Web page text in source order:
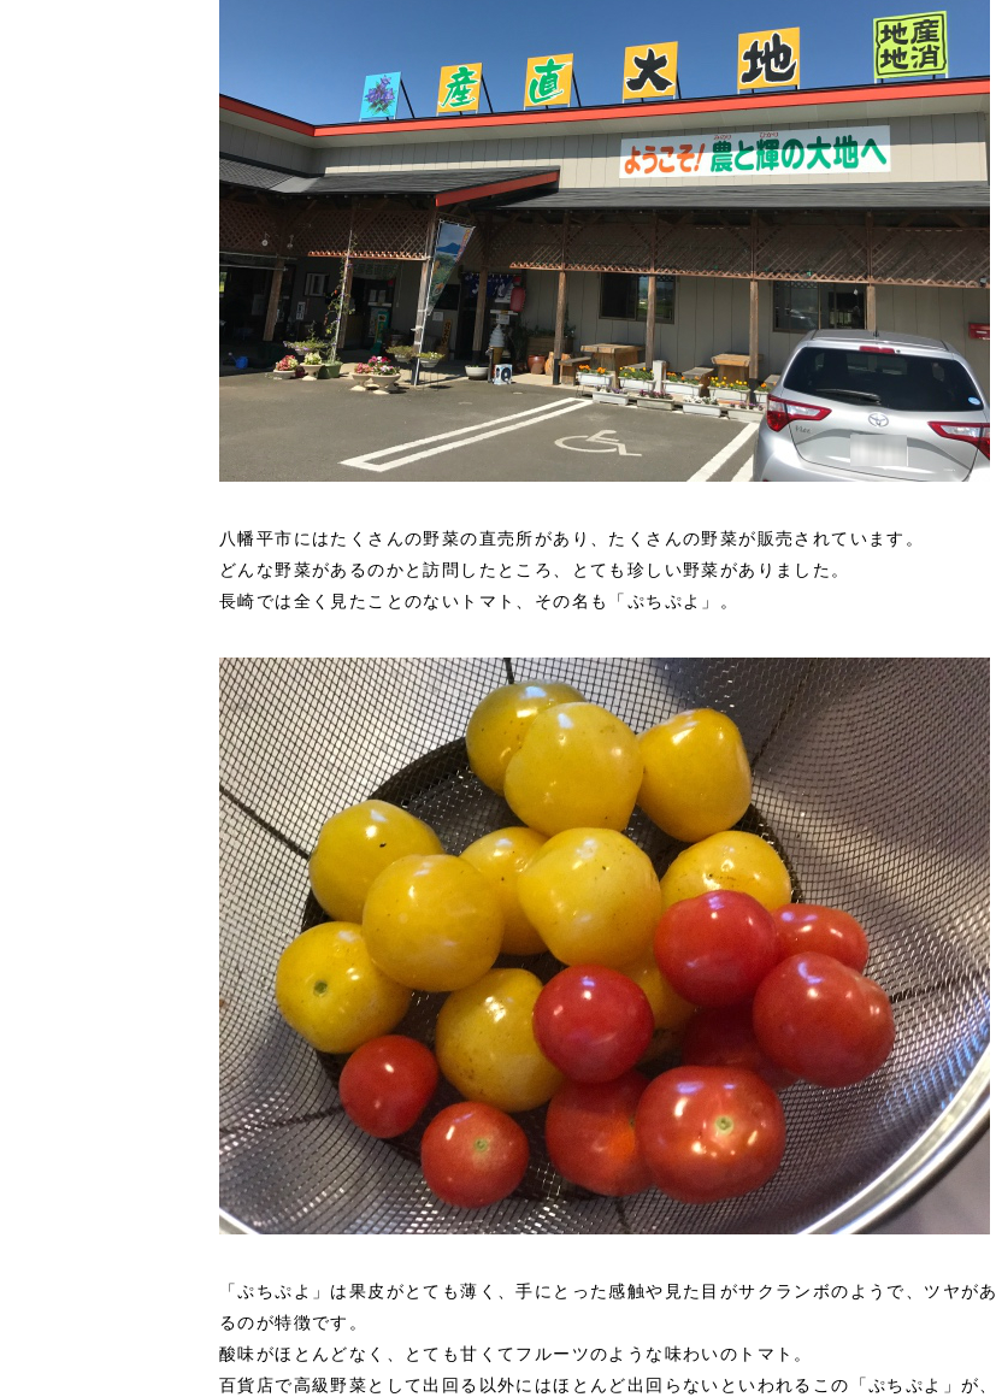
八幡平市にはたくさんの野菜の直売所があり、たくさんの野菜が販売されています。
どんな野菜があるのかと訪問したところ、とても珍しい野菜がありました。
長崎では全く見たことのないトマト、その名も「ぷちぷよ」。
「ぷちぷよ」は果皮がとても薄く、手にとった感触や見た目がサクランボのようで、ツヤがあ
るのが特徴です。
酸味がほとんどなく、とても甘くてフルーツのような味わいのトマト。
百貨店で高級野菜として出回る以外にはほとんど出回らないといわれるこの「ぷちぷよ」が、